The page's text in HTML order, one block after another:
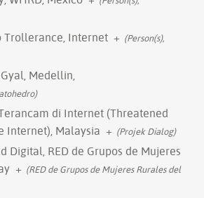
Trollerance, Internet + (Person(s),
Medellin,
di Internet (Threatened
Internet), Malaysia + (Projek Dialog)
Digital, RED de Grupos de Mujeres
+ (RED de Grupos de Mujeres Rurales del